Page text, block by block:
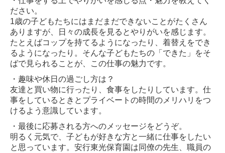
ださい。
1歳の子どもたちにはまだまだできないことがたくさん
ありますが、日々の成長を見るとやりがいを感じます。
たとえばコップを持てるようになったり、着替えをでき
るようになったり。そんな子どもたちの「できた」をそ
ばで見られることが、この仕事の魅力です。
・趣味や休日の過ごし方は？
友達と買い物に行ったり、食事をしたりしています。仕
事をしているときとプライベートの時間のメリハリをつ
けるよう意識しています。
・最後に応募される方へのメッセージをどうぞ。
明るく元気で、子どもが好きな方と一緒に仕事をしたい
と思っています。安行東光保育園は同僚の先生、職員の